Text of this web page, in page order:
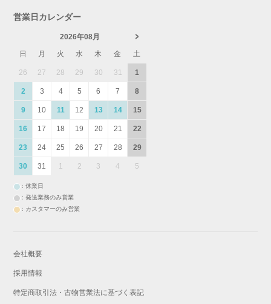
営業日カレンダー
2026年08月
日
月 火 水 木 金 土
26 27 28 29 30 31 1
2 3 4 5 6 7 8
9 10 11 12 13 14 15
16 17 18 19 20 21 22
23 24 25 26 27 28 29
30 31 1 2 3 4 5
：休業日
：発送業務のみ営業
：カスタマーのみ営業
会社概要
採用情報
特定商取引法・古物営業法に基づく表記